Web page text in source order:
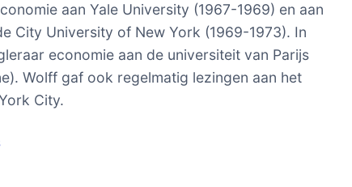
aan Yale University (1967-1969) en aan
City University of New York (1969-1973). In
economie aan de universiteit van Parijs
Wolff gaf ook regelmatig lezingen aan het
City.